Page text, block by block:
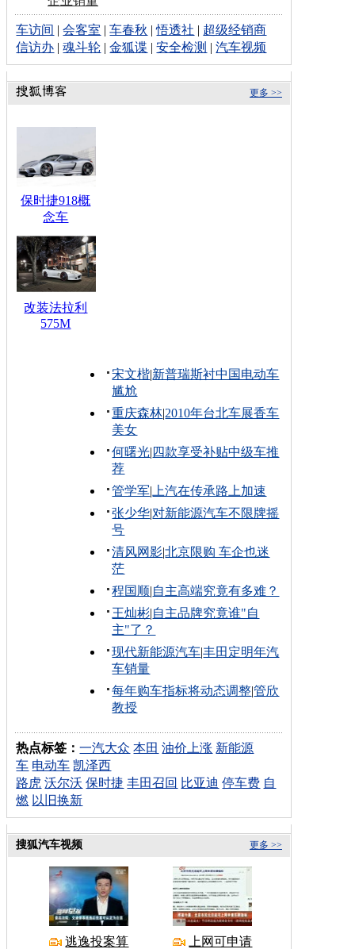
车访间 |会客室 |车春秋 |悟透社 | 超级经销商
信访办 |魂斗轮 |金狐谍 |安全检测 |汽车视频
更多 >>
保时捷918概
念车
改装法拉利
575M
宋文楷|新普瑞斯衬中国电动车
尴尬
重庆森林|2010年台北车展香车
美女
何曙光| 四款享受补贴中级车推
荐
管学军| 上汽在传承路上加速
张少华|对新能源汽车不限牌摇
号
清风网影|北京限购 车企也迷
茫
程国顺|自主高端究竟有多难？
王灿彬|自主品牌究竟谁"自
主"了？
现代新能源汽车|丰田定明年汽
车销量
每年购车指标将动态调整|管欣
教授
热点标签：一汽大众 本田 油价上涨 新能源
车 电动车 凯泽西
路虎 沃尔沃 保时捷 丰田召回 比亚迪 停车费 自
燃 以旧换新
更多 >>
搜狐汽车视频
逃逸投案算
上网可申请